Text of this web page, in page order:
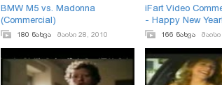
BMW M5 vs. Madonna
(Commercial)
180 ნახვა მაისი 28, 2010
iFart Video
- Happy New Year!
166 ნახვა